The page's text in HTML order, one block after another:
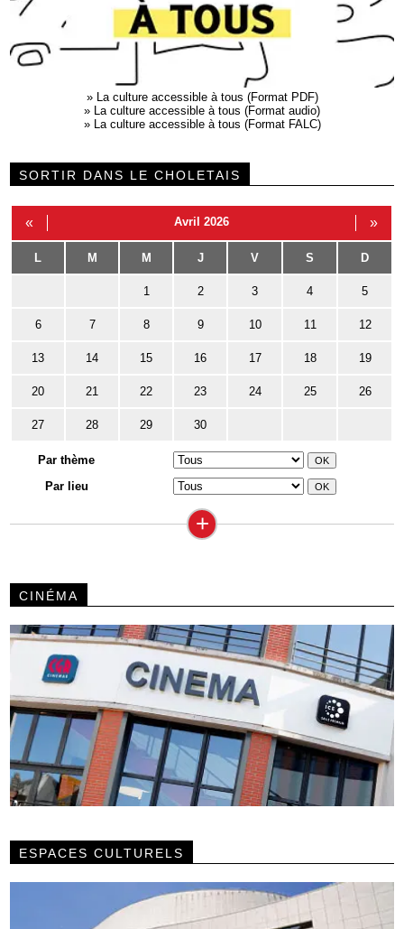
» La culture accessible à tous (Format PDF)
» La culture accessible à tous (Format audio)
» La culture accessible à tous (Format FALC)
SORTIR DANS LE CHOLETAIS
« Avril 2026 »
L M M J V S D
1 2 3 4 5
6 7 8 9 10 11 12
13 14 15 16 17 18 19
20 21 22 23 24 25 26
27 28 29 30
Par thème
Par lieu
+
CINÉMA
ESPACES CULTURELS